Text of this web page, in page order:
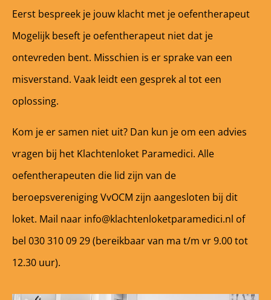
Eerst bespreek je jouw klacht met je oefentherapeut
Mogelijk beseft je oefentherapeut niet dat je
ontevreden bent. Misschien is er sprake van een
misverstand. Vaak leidt een gesprek al tot een
oplossing.
Kom je er samen niet uit? Dan kun je om een advies
vragen bij het Klachtenloket Paramedici. Alle
oefentherapeuten die lid zijn van de
beroepsvereniging VvOCM zijn aangesloten bij dit
loket. Mail naar info@klachtenloketparamedici.nl of
bel 030 310 09 29 (bereikbaar van ma t/m vr 9.00 tot
12.30 uur).